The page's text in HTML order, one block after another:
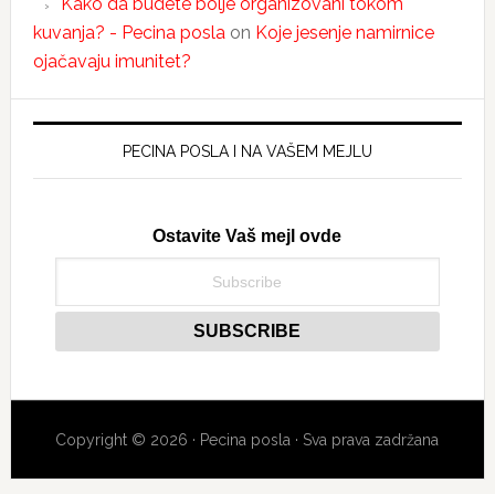
kuvanja? - Pecina poslaon Koje jesenje namirnice
ojačavaju imunitet?
PECINA POSLA I NA VAŠEM MEJLU
Ostavite Vaš mejl ovde
Copyright © 2026 · Pecina posla · Sva prava zadržana